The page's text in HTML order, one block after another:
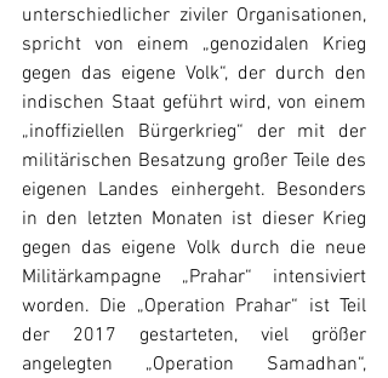
unterschiedlicher ziviler Organisationen,
spricht von einem „genozidalen Krieg
gegen das eigene Volk“, der durch den
indischen Staat geführt wird, von einem
„inoffiziellen Bürgerkrieg“ der mit der
militärischen Besatzung großer Teile des
eigenen Landes einhergeht. Besonders
in den letzten Monaten ist dieser Krieg
gegen das eigene Volk durch die neue
Militärkampagne „Prahar“ intensiviert
worden. Die „Operation Prahar“ ist Teil
der 2017 gestarteten, viel größer
angelegten „Operation Samadhan“,